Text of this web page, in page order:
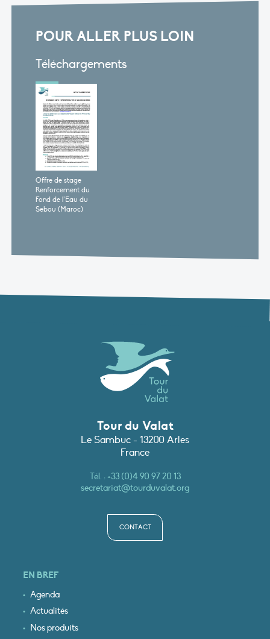
POUR ALLER PLUS LOIN
Téléchargements
Offre de stage
Renforcement du
Fond de l’Eau du
Sebou (Maroc)
Tour du Valat
Le Sambuc - 13200 Arles
France
Tél. :+33 (0)4 90 97 20 13
secretariat@tourduvalat.org
CONTACT
EN BREF
Agenda
Actualités
Nos produits